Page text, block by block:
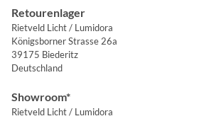
Retourenlager
Rietveld Licht / Lumidora
Königsborner Strasse 26a
39175 Biederitz
Deutschland
Showroom*
Rietveld Licht / Lumidora